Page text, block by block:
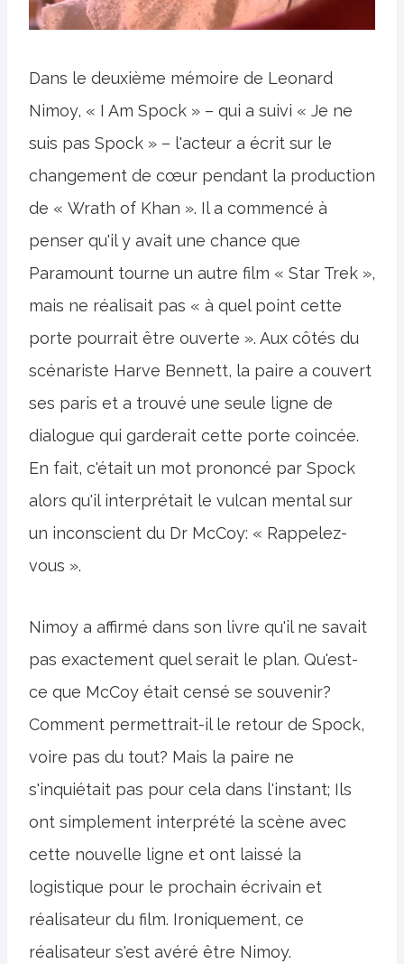
Dans le deuxième mémoire de Leonard
Nimoy, « I Am Spock » – qui a suivi « Je ne
suis pas Spock » – l'acteur a écrit sur le
changement de cœur pendant la production
de « Wrath of Khan ». Il a commencé à
penser qu'il y avait une chance que
Paramount tourne un autre film « Star Trek »,
mais ne réalisait pas « à quel point cette
porte pourrait être ouverte ». Aux côtés du
scénariste Harve Bennett, la paire a couvert
ses paris et a trouvé une seule ligne de
dialogue qui garderait cette porte coincée.
En fait, c'était un mot prononcé par Spock
alors qu'il interprétait le vulcan mental sur
un inconscient du Dr McCoy: « Rappelez-
vous ».
Nimoy a affirmé dans son livre qu'il ne savait
pas exactement quel serait le plan. Qu'est-
ce que McCoy était censé se souvenir?
Comment permettrait-il le retour de Spock,
voire pas du tout? Mais la paire ne
s'inquiétait pas pour cela dans l'instant; Ils
ont simplement interprété la scène avec
cette nouvelle ligne et ont laissé la
logistique pour le prochain écrivain et
réalisateur du film. Ironiquement, ce
réalisateur s'est avéré être Nimoy.